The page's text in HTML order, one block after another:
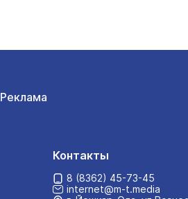
Реклама
Контакты
8 (8362) 45-73-45
internet@m-t.media